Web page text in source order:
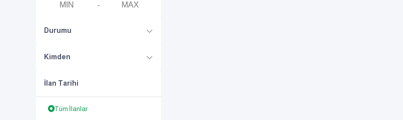
-
Durumu
Kimden
İlan Tarihi
Tüm İlanlar